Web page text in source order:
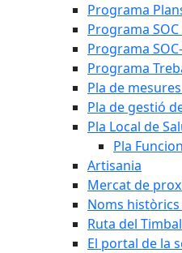
Programa
Programa
Programa
Programa
Pla de
Pla de gestió
Pla Local de
Pla
Artisania
Mercat de
Noms històrics
Ruta del
El portal de la